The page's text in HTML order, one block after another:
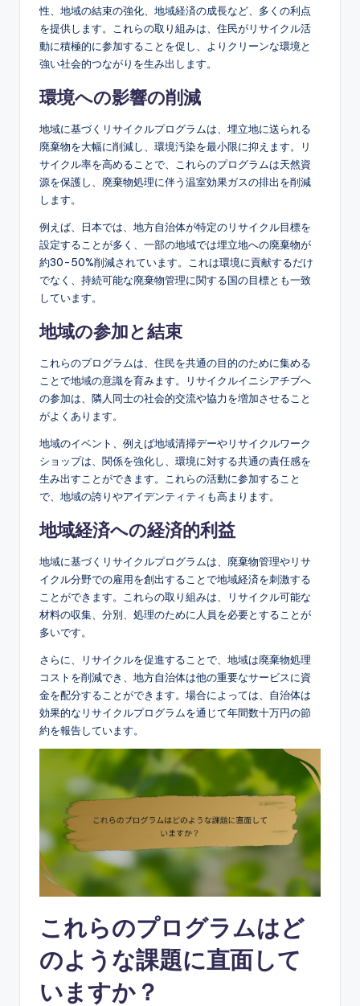
性、地域の結束の強化、地域経済の成長など、多くの利点
を提供します。これらの取り組みは、住民がリサイクル活
動に積極的に参加することを促し、よりクリーンな環境と
強い社会的つながりを生み出します。
環境への影響の削減
地域に基づくリサイクルプログラムは、埋立地に送られる
廃棄物を大幅に削減し、環境汚染を最小限に抑えます。リ
サイクル率を高めることで、これらのプログラムは天然資
源を保護し、廃棄物処理に伴う温室効果ガスの排出を削減
します。
例えば、日本では、地方自治体が特定のリサイクル目標を
設定することが多く、一部の地域では埋立地への廃棄物が
約30-50%削減されています。これは環境に貢献するだけ
でなく、持続可能な廃棄物管理に関する国の目標とも一致
しています。
地域の参加と結束
これらのプログラムは、住民を共通の目的のために集める
ことで地域の意識を育みます。リサイクルイニシアチブへ
の参加は、隣人同士の社会的交流や協力を増加させること
がよくあります。
地域のイベント、例えば地域清掃デーやリサイクルワーク
ショップは、関係を強化し、環境に対する共通の責任感を
生み出すことができます。これらの活動に参加すること
で、地域の誇りやアイデンティティも高まります。
地域経済への経済的利益
地域に基づくリサイクルプログラムは、廃棄物管理やリサ
イクル分野での雇用を創出することで地域経済を刺激する
ことができます。これらの取り組みは、リサイクル可能な
材料の収集、分別、処理のために人員を必要とすることが
多いです。
さらに、リサイクルを促進することで、地域は廃棄物処理
コストを削減でき、地方自治体は他の重要なサービスに資
金を配分することができます。場合によっては、自治体は
効果的なリサイクルプログラムを通じて年間数十万円の節
約を報告しています。
これらのプログラムはど
のような課題に直面して
いますか？